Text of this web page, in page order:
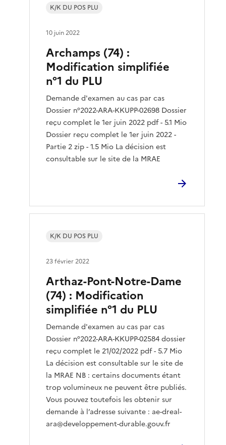
Archamps (74) :
Modification simplifiée
n°1 du PLU
Demande d'examen au cas par cas
Dossier n°2022-ARA-KKUPP-02698 Dossier
reçu complet le 1er juin 2022 pdf - 5.1 Mio
Dossier reçu complet le 1er juin 2022 -
Partie 2 zip - 1.5 Mio La décision est
consultable sur le site de la MRAE
K/K DU POS PLU
10 juin 2022
Arthaz-Pont-Notre-Dame
(74) : Modification
simplifiée n°1 du PLU
Demande d'examen au cas par cas
Dossier n°2022-ARA-KKUPP-02584 dossier
reçu complet le 21/02/2022 pdf - 5.7 Mio
La décision est consultable sur le site de
la MRAE NB : certains documents étant
trop volumineux ne peuvent être publiés.
Vous pouvez toutefois les obtenir sur
demande à l’adresse suivante : ae-dreal-
ara@developpement-durable.gouv.fr
K/K DU POS PLU
23 février 2022